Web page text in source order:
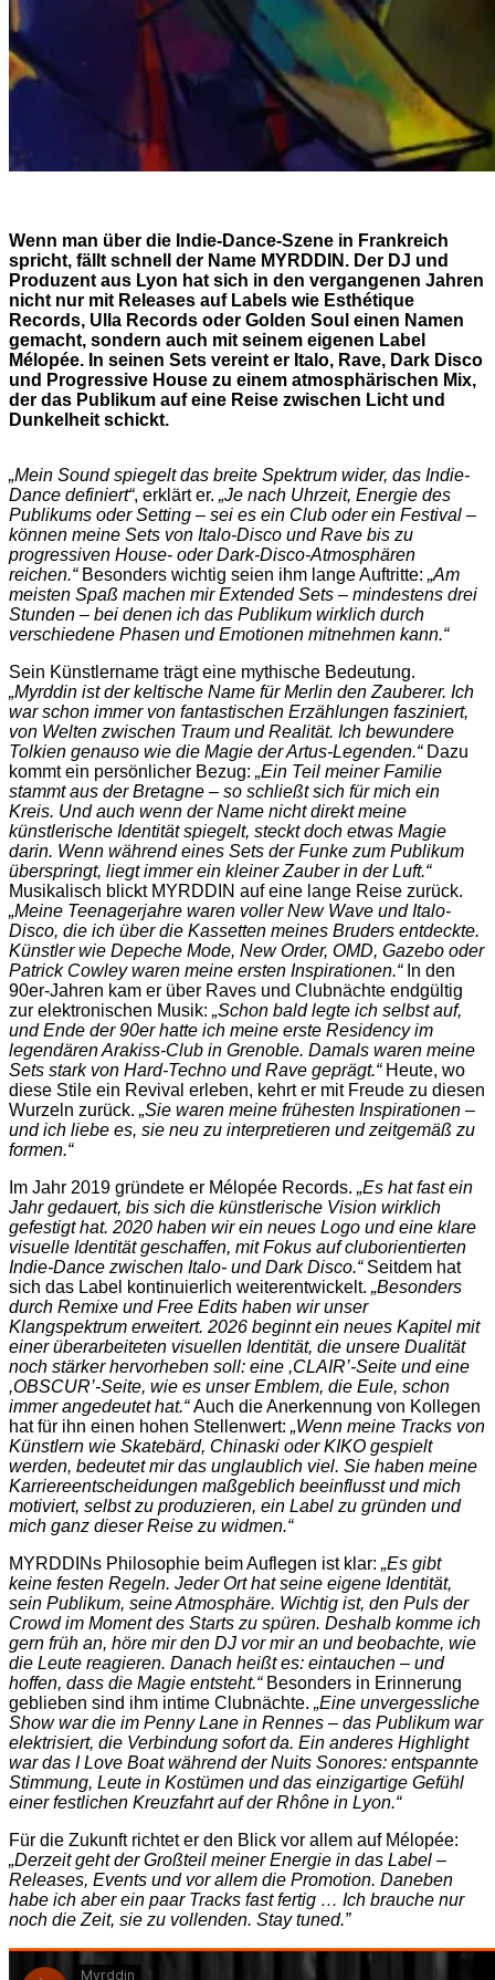
Wenn man über die Indie-Dance-Szene in Frankreich
spricht, fällt schnell der Name MYRDDIN. Der DJ und
Produzent aus Lyon hat sich in den vergangenen Jahren
nicht nur mit Releases auf Labels wie Esthétique
Records, Ulla Records oder Golden Soul einen Namen
gemacht, sondern auch mit seinem eigenen Label
Mélopée. In seinen Sets vereint er Italo, Rave, Dark Disco
und Progressive House zu einem atmosphärischen Mix,
der das Publikum auf eine Reise zwischen Licht und
Dunkelheit schickt.
„Mein Sound spiegelt das breite Spektrum wider, das Indie-
Dance definiert“, erklärt er. „Je nach Uhrzeit, Energie des
Publikums oder Setting – sei es ein Club oder ein Festival –
können meine Sets von Italo-Disco und Rave bis zu
progressiven House- oder Dark-Disco-Atmosphären
reichen.“Besonders wichtig seien ihm lange Auftritte: „Am
meisten Spaß machen mir Extended Sets – mindestens drei
Stunden – bei denen ich das Publikum wirklich durch
verschiedene Phasen und Emotionen mitnehmen kann.“
Sein Künstlername trägt eine mythische Bedeutung.
„Myrddin ist der keltische Name für Merlin den Zauberer. Ich
war schon immer von fantastischen Erzählungen fasziniert,
von Welten zwischen Traum und Realität. Ich bewundere
Tolkien genauso wie die Magie der Artus-Legenden.“Dazu
kommt ein persönlicher Bezug: „Ein Teil meiner Familie
stammt aus der Bretagne – so schließt sich für mich ein
Kreis. Und auch wenn der Name nicht direkt meine
künstlerische Identität spiegelt, steckt doch etwas Magie
darin. Wenn während eines Sets der Funke zum Publikum
überspringt, liegt immer ein kleiner Zauber in der Luft.“
Musikalisch blickt MYRDDIN auf eine lange Reise zurück.
„Meine Teenagerjahre waren voller New Wave und Italo-
Disco, die ich über die Kassetten meines Bruders entdeckte.
Künstler wie Depeche Mode, New Order, OMD, Gazebo oder
Patrick Cowley waren meine ersten Inspirationen.“In den
90er-Jahren kam er über Raves und Clubnächte endgültig
zur elektronischen Musik: „Schon bald legte ich selbst auf,
und Ende der 90er hatte ich meine erste Residency im
legendären Arakiss-Club in Grenoble. Damals waren meine
Sets stark von Hard-Techno und Rave geprägt.“Heute, wo
diese Stile ein Revival erleben, kehrt er mit Freude zu diesen
Wurzeln zurück. „Sie waren meine frühesten Inspirationen –
und ich liebe es, sie neu zu interpretieren und zeitgemäß zu
formen.“
Im Jahr 2019 gründete er Mélopée Records. „Es hat fast ein
Jahr gedauert, bis sich die künstlerische Vision wirklich
gefestigt hat. 2020 haben wir ein neues Logo und eine klare
visuelle Identität geschaffen, mit Fokus auf cluborientierten
Indie-Dance zwischen Italo- und Dark Disco.“Seitdem hat
sich das Label kontinuierlich weiterentwickelt. „Besonders
durch Remixe und Free Edits haben wir unser
Klangspektrum erweitert. 2026 beginnt ein neues Kapitel mit
einer überarbeiteten visuellen Identität, die unsere Dualität
noch stärker hervorheben soll: eine ,CLAIR’-Seite und eine
,OBSCUR’-Seite, wie es unser Emblem, die Eule, schon
immer angedeutet hat.“Auch die Anerkennung von Kollegen
hat für ihn einen hohen Stellenwert: „Wenn meine Tracks von
Künstlern wie Skatebärd, Chinaski oder KIKO gespielt
werden, bedeutet mir das unglaublich viel. Sie haben meine
Karriereentscheidungen maßgeblich beeinflusst und mich
motiviert, selbst zu produzieren, ein Label zu gründen und
mich ganz dieser Reise zu widmen.“
MYRDDINs Philosophie beim Auflegen ist klar: „Es gibt
keine festen Regeln. Jeder Ort hat seine eigene Identität,
sein Publikum, seine Atmosphäre. Wichtig ist, den Puls der
Crowd im Moment des Starts zu spüren. Deshalb komme ich
gern früh an, höre mir den DJ vor mir an und beobachte, wie
die Leute reagieren. Danach heißt es: eintauchen – und
hoffen, dass die Magie entsteht.“ Besonders in Erinnerung
geblieben sind ihm intime Clubnächte. „Eine unvergessliche
Show war die im Penny Lane in Rennes – das Publikum war
elektrisiert, die Verbindung sofort da. Ein anderes Highlight
war das I Love Boat während der Nuits Sonores: entspannte
Stimmung, Leute in Kostümen und das einzigartige Gefühl
einer festlichen Kreuzfahrt auf der Rhône in Lyon.“
Für die Zukunft richtet er den Blick vor allem auf Mélopée:
„Derzeit geht der Großteil meiner Energie in das Label –
Releases, Events und vor allem die Promotion. Daneben
habe ich aber ein paar Tracks fast fertig … Ich brauche nur
noch die Zeit, sie zu vollenden. Stay tuned.”